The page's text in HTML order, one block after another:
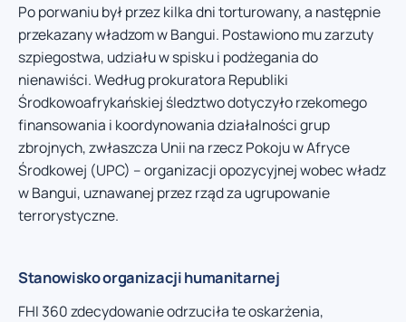
Po porwaniu był przez kilka dni torturowany, a następnie
przekazany władzom w Bangui. Postawiono mu zarzuty
szpiegostwa, udziału w spisku i podżegania do
nienawiści. Według prokuratora Republiki
Środkowoafrykańskiej śledztwo dotyczyło rzekomego
finansowania i koordynowania działalności grup
zbrojnych, zwłaszcza Unii na rzecz Pokoju w Afryce
Środkowej (UPC) – organizacji opozycyjnej wobec władz
w Bangui, uznawanej przez rząd za ugrupowanie
terrorystyczne.
Stanowisko organizacji humanitarnej
FHI 360 zdecydowanie odrzuciła te oskarżenia,